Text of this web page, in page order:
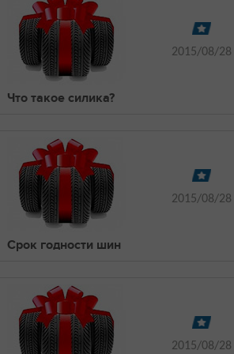
2015/08/28
Что такое силика?
2015/08/28
Срок годности шин
2015/08/28